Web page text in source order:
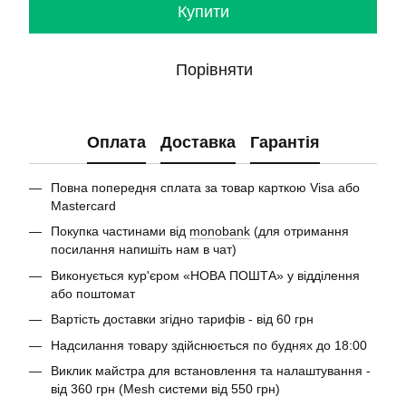
Купити
Порівняти
Оплата Доставка Гарантія
Повна попередня сплата за товар карткою Visa або
Mastercard
Покупка частинами від monobank (для отримання
посилання напишіть нам в чат)
Виконується кур'єром «НОВА ПОШТА» у відділення
або поштомат
Вартість доставки згідно тарифів - від 60 грн
Надсилання товару здійснюється по буднях до 18:00
Виклик майстра для встановлення та налаштування -
від 360 грн (Mesh системи від 550 грн)